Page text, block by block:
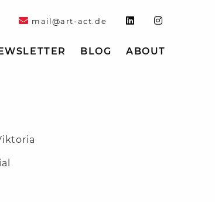
mail@art-act.de
BLOG ABOUT